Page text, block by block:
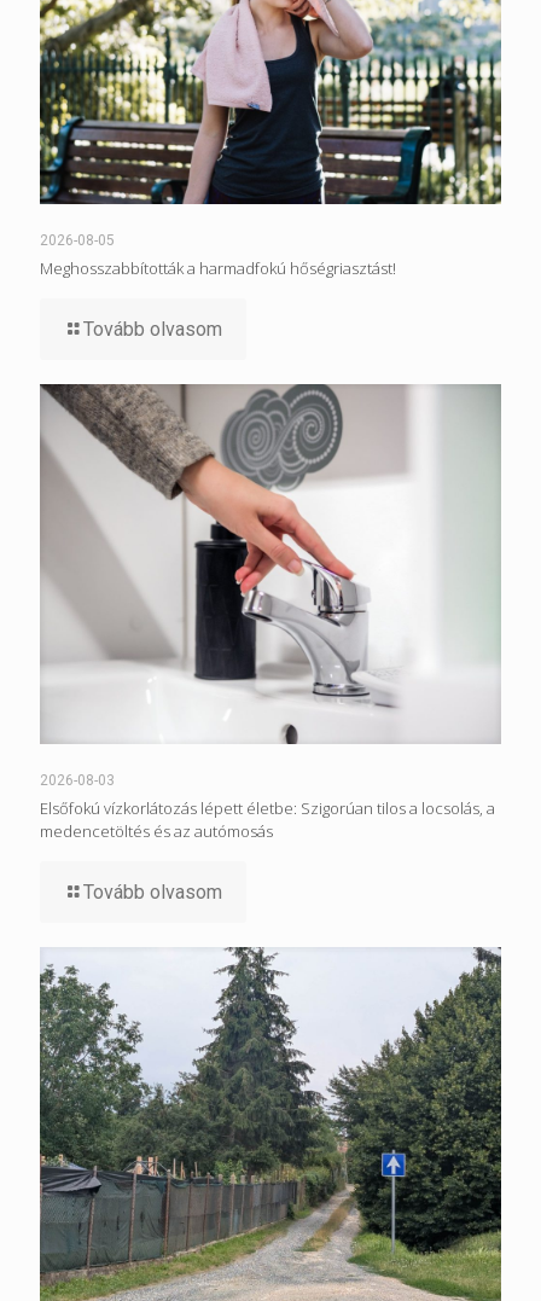
2026-08-05
Meghosszabbították a harmadfokú hőségriasztást!
Tovább olvasom
2026-08-03
Elsőfokú vízkorlátozás lépett életbe: Szigorúan tilos a locsolás, a
medencetöltés és az autómosás
Tovább olvasom